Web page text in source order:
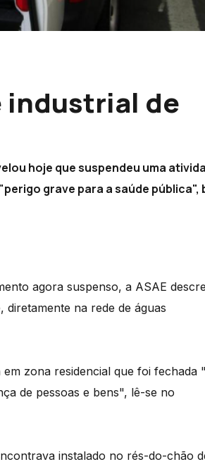
industrial de
hoje que suspendeu uma
grave para a saúde pública",
agora suspenso, a ASAE
na rede de águas
zona residencial que foi fechada
de pessoas e bens", lê-se no
instalado no rés-do-chão